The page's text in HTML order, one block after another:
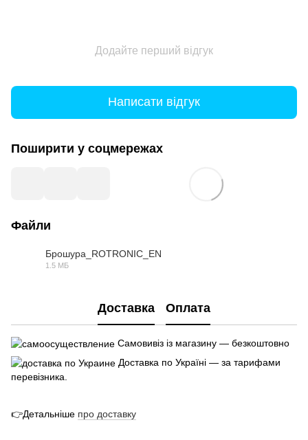
Додайте перший відгук
Написати відгук
Поширити у соцмережах
Файли
Брошура_ROTRONIC_EN
1.5 МБ
Доставка Оплата
Самовивіз із магазину — безкоштовно
Доставка по Україні — за тарифами
перевізника.
👉Детальніше про доставку